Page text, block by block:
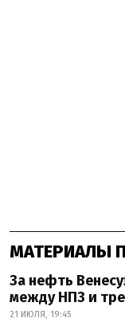
МАТЕРИАЛЫ
За нефть
между НПЗ и
21 ИЮЛЯ, 19:45